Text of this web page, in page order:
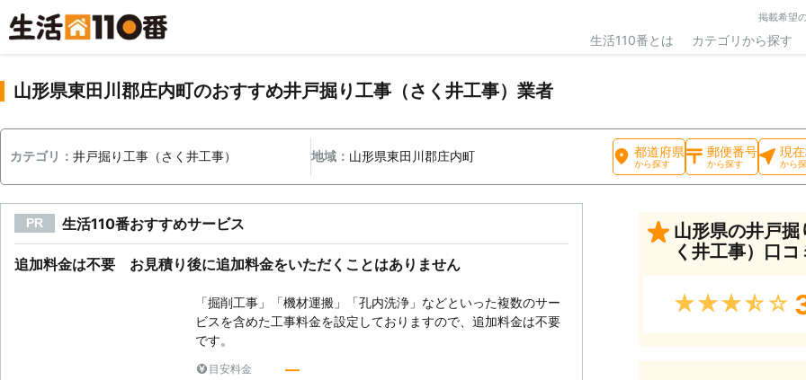
掲載希望
生活110番とは カテゴリから探す
山形県東田川郡庄内町のおすすめ井戸掘り工事（さく井工事）業者
カテゴリ： 井戸掘り工事（さく井工事） 地域： 山形県東田川郡庄内町 都道府県
から探す
郵便番号
から探す
現
から
PR 生活110番おすすめサービス
追加料金は不要 お見積り後に追加料金をいただくことはありません
「掘削工事」「機材運搬」「孔内洗浄」などといった複数のサー
ビスを含めた工事料金を設定しておりますので、追加料金は不要
です。
目安料金 ―
山形県の井戸掘
く井工事）口
★★★★★